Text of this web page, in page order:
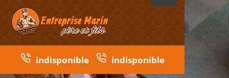
indisponible indisponible